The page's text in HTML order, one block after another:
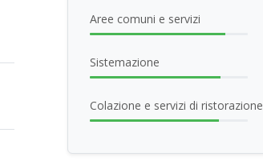
Aree comuni e servizi
Sistemazione
Colazione e servizi di ristorazione